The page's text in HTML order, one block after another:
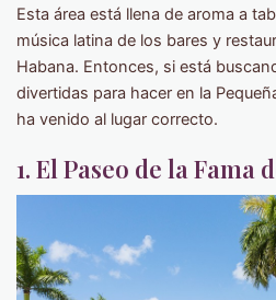
Esta área está llena de aroma a
música latina de los bares y
Habana. Entonces, si está
divertidas para hacer en la
ha venido al lugar correcto.
1. El Paseo de la Fama